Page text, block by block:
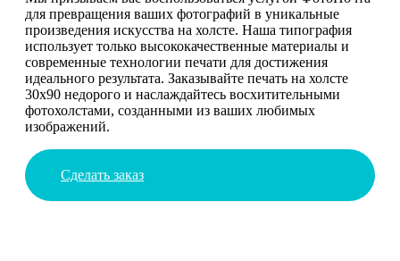
для превращения ваших фотографий в уникальные
произведения искусства на холсте. Наша типография
использует только высококачественные материалы и
современные технологии печати для достижения
идеального результата. Заказывайте печать на холсте
30х90 недорого и наслаждайтесь восхитительными
фотохолстами, созданными из ваших любимых
изображений.
Сделать заказ